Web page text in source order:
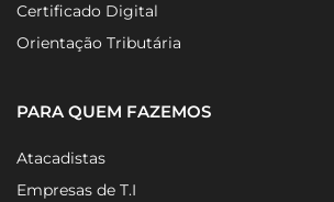
Certificado Digital
Orientação Tributária
PARA QUEM FAZEMOS
Atacadistas
Empresas de T.I